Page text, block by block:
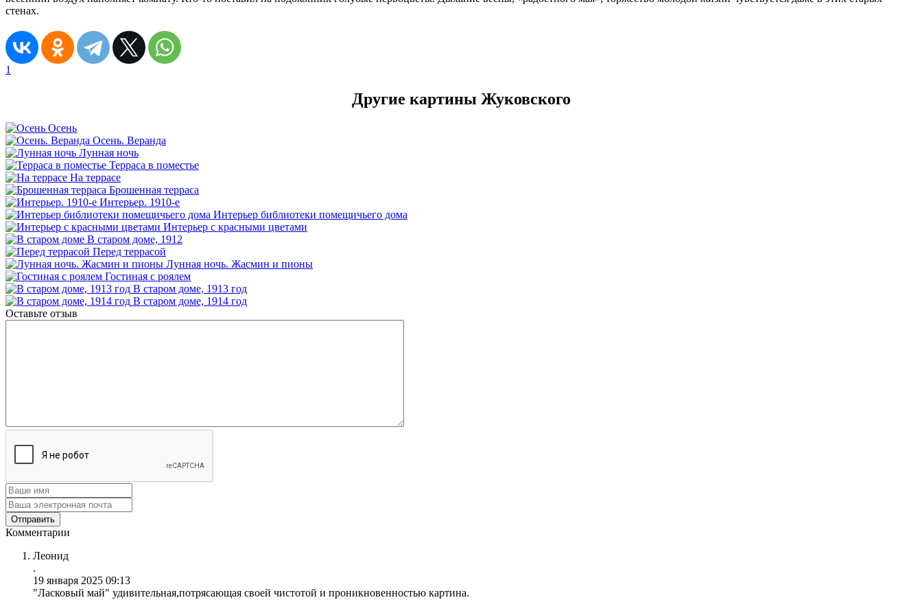
стенах.
1
Другие картины Жуковского
Осень
Осень. Веранда
Лунная ночь
Терраса в поместье
На террасе
Брошенная терраса
Интерьер. 1910-е
Интерьер библиотеки помещичьего дома
Интерьер с красными цветами
В старом доме, 1912
Перед террасой
Лунная ночь. Жасмин и пионы
Гостиная с роялем
В старом доме, 1913 год
В старом доме, 1914 год
Оставьте отзыв
Комментарии
Леонид
.
19 января 2025 09:13
"Ласковый май" удивительная,потрясающая своей чистотой и проникновенностью картина.